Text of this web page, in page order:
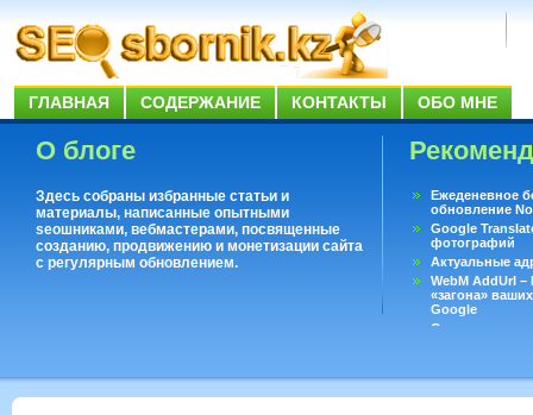
ГЛАВНАЯ СОДЕРЖАНИЕ КОНТАКТЫ ОБО МНЕ
О блоге
Здесь собраны избранные статьи и
материалы, написанные опытными
seoшниками, вебмастерами, посвященные
созданию, продвижению и монетизации сайта
с регулярным обновлением.
Ежеденевное
обновление
Google
фотографий
Актуальные
WebM AddUrl
«загона»
Google
Существует